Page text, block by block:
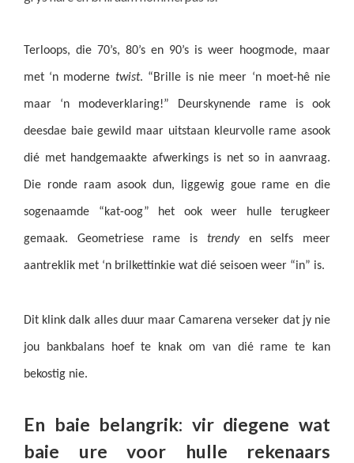
Terloops, die 70’s, 80’s en 90’s is weer hoogmode, maar
met ‘n moderne twist. “Brille is nie meer ‘n moet-hê nie
maar ‘n modeverklaring!” Deurskynende rame is ook
deesdae baie gewild maar uitstaan kleurvolle rame asook
dié met handgemaakte afwerkings is net so in aanvraag.
Die ronde raam asook dun, liggewig goue rame en die
sogenaamde “kat-oog” het ook weer hulle terugkeer
gemaak. Geometriese rame is trendyen selfs meer
aantreklik met ‘n brilkettinkie wat dié seisoen weer “in” is.
Dit klink dalk alles duur maar Camarena verseker dat jy nie
jou bankbalans hoef te knak om van dié rame te kan
bekostig nie.
En baie belangrik: vir diegene wat
baie ure voor hulle rekenaars